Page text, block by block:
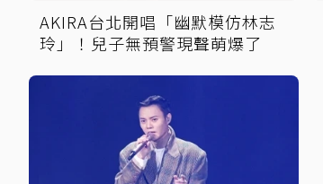
AKIRA台北開唱「幽默模仿林志
玲」！兒子無預警現聲萌爆了